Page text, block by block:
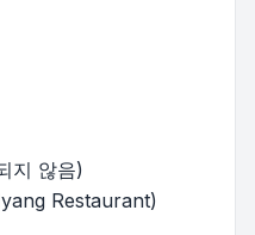
지 않음)
Restaurant)